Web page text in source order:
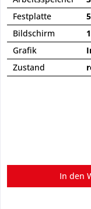
Festplatte
Bildschirm
Grafik
Zustand
In den